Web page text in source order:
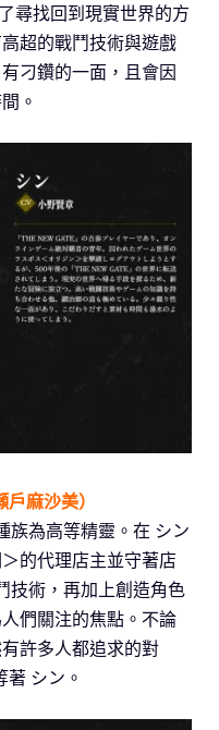
尋找回到現實世界的方
超的戰鬥技術與遊戲
刁鑽的一面，且會因
。
戶麻沙美）
族為高等精靈。在 シン
的代理店主並守著店
技術，再加上創造角色
們關注的焦點。不論
許多人都追求的對
シン。